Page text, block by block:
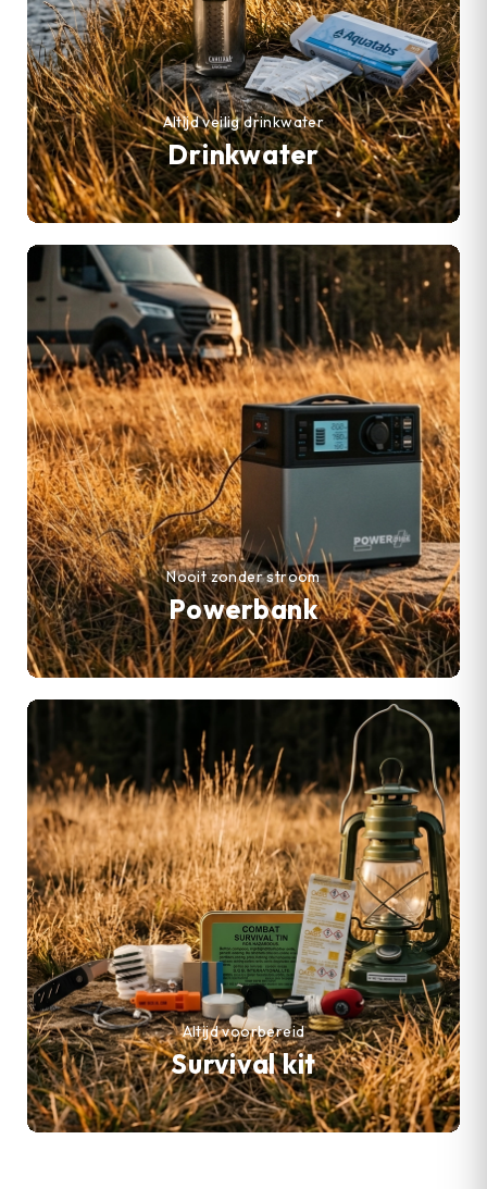
Drinkwater
Altijd veilig drinkwater
Powerbank
Nooit zonder stroom
Survival kit
Altijd voorbereid